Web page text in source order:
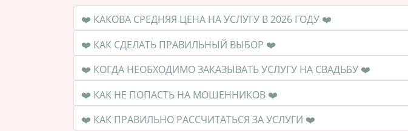
❤️ КАКОВА СРЕДНЯЯ ЦЕНА НА УСЛУГУ В 2026 ГОДУ ❤️
❤️ КАК СДЕЛАТЬ ПРАВИЛЬНЫЙ ВЫБОР ❤️
❤️ КОГДА НЕОБХОДИМО ЗАКАЗЫВАТЬ УСЛУГУ НА СВАДЬБУ ❤️
❤️ КАК НЕ ПОПАСТЬ НА МОШЕННИКОВ ❤️
❤️ КАК ПРАВИЛЬНО РАССЧИТАТЬСЯ ЗА УСЛУГИ ❤️